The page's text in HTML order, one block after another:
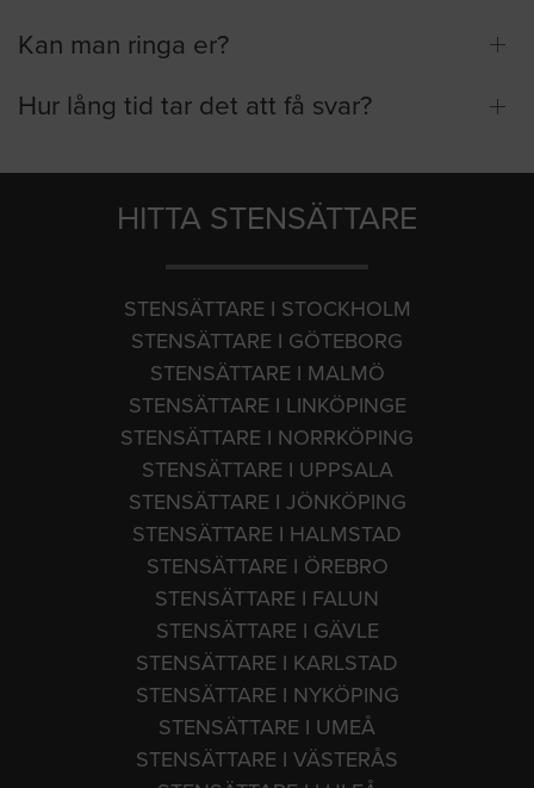
Kan man ringa er?
Hur lång tid tar det att få svar?
HITTA STENSÄTTARE
STENSÄTTARE I STOCKHOLM
STENSÄTTARE I GÖTEBORG
STENSÄTTARE I MALMÖ
STENSÄTTARE I LINKÖPINGE
STENSÄTTARE I NORRKÖPING
STENSÄTTARE I UPPSALA
STENSÄTTARE I JÖNKÖPING
STENSÄTTARE I HALMSTAD
STENSÄTTARE I ÖREBRO
STENSÄTTARE I FALUN
STENSÄTTARE I GÄVLE
STENSÄTTARE I KARLSTAD
STENSÄTTARE I NYKÖPING
STENSÄTTARE I UMEÅ
STENSÄTTARE I VÄSTERÅS